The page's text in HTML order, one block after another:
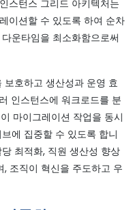
턴스 그리드 아키텍처는
이션할 수 있도록 하여 순차
운타임을 최소화함으로써
호하고 생산성과 운영 효
인스턴스에 워크로드를 분
마이그레이션 작업을 동시
에 집중할 수 있도록 합니
최적화, 직원 생산성 향상
조직이 혁신을 주도하고 우